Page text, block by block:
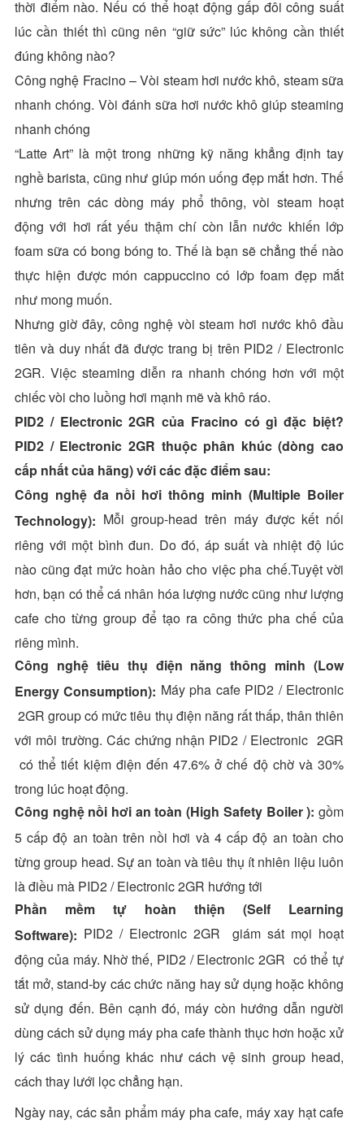
thời điểm nào. Nếu có thể hoạt động gấp đôi công suất
lúc cần thiết thì cũng nên “giữ sức” lúc không cần thiết
đúng không nào?
Công nghệ Fracino – Vòi steam hơi nước khô, steam sữa
nhanh chóng. Vòi đánh sữa hơi nước khô giúp steaming
nhanh chóng
“Latte Art” là một trong những kỹ năng khẳng định tay
nghề barista, cũng như giúp món uống đẹp mắt hơn. Thế
nhưng trên các dòng máy phổ thông, vòi steam hoạt
động với hơi rất yếu thậm chí còn lẫn nước khiến lớp
foam sữa có bong bóng to. Thế là bạn sẽ chẳng thế nào
thực hiện được món cappuccino có lớp foam đẹp mắt
như mong muốn.
Nhưng giờ đây, công nghệ vòi steam hơi nước khô đầu
tiên và duy nhất đã được trang bị trên PID2 / Electronic
2GR. Việc steaming diễn ra nhanh chóng hơn với một
chiếc vòi cho luồng hơi mạnh mẽ và khô ráo.
PID2 / Electronic 2GR của Fracino có gì đặc biệt?
PID2 / Electronic 2GR thuộc phân khúc (dòng cao
cấp nhất của hãng) với các đặc điểm sau:
Công nghệ đa nồi hơi thông minh (Multiple Boiler
Technology): Mỗi group-head trên máy được kết nối
riêng với một bình đun. Do đó, áp suất và nhiệt độ lúc
nào cũng đạt mức hoàn hảo cho việc pha chế.Tuyệt vời
hơn, bạn có thể cá nhân hóa lượng nước cũng như lượng
cafe cho từng group để tạo ra công thức pha chế của
riêng mình.
Công nghệ tiêu thụ điện năng thông minh (Low
Energy Consumption): Máy pha cafe PID2 / Electronic
2GR group có mức tiêu thụ điện năng rất thấp, thân thiên
với môi trường. Các chứng nhận PID2 / Electronic 2GR
có thể tiết kiệm điện đến 47.6% ở chế độ chờ và 30%
trong lúc hoạt động.
Công nghệ nồi hơi an toàn (High Safety Boiler ): gồm
5 cấp độ an toàn trên nồi hơi và 4 cấp độ an toàn cho
từng group head. Sự an toàn và tiêu thụ ít nhiên liệu luôn
là điều mà PID2 / Electronic 2GR hướng tới
Phần mềm tự hoàn thiện (Self Learning
Software): PID2 / Electronic 2GR giám sát mọi hoạt
động của máy. Nhờ thế, PID2 / Electronic 2GR có thể tự
tắt mở, stand-by các chức năng hay sử dụng hoặc không
sử dụng đến. Bên cạnh đó, máy còn hướng dẫn người
dùng cách sử dụng máy pha cafe thành thục hơn hoặc xử
lý các tình huống khác như cách vệ sinh group head,
cách thay lưới lọc chẳng hạn.
Ngày nay, các sản phẩm máy pha cafe, máy xay hạt cafe